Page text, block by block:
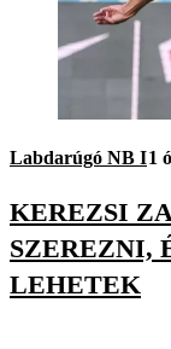
Labdarúgó NB I1
KEREZSI
SZEREZNI,
LEHETEK